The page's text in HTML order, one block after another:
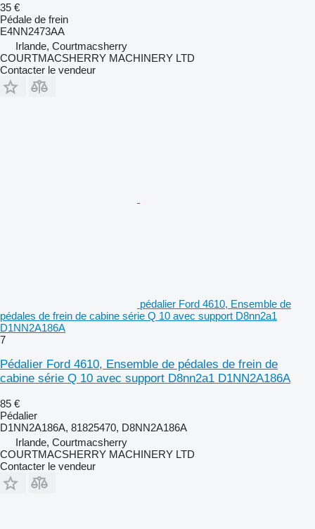
35 €
Pédale de frein
E4NN2473AA
Irlande, Courtmacsherry
COURTMACSHERRY MACHINERY LTD
Contacter le vendeur
pédalier Ford 4610, Ensemble de
pédales de frein de cabine série Q 10 avec support D8nn2a1
D1NN2A186A
7
Pédalier Ford 4610, Ensemble de pédales de frein de
cabine série Q 10 avec support D8nn2a1 D1NN2A186A
85 €
Pédalier
D1NN2A186A, 81825470, D8NN2A186A
Irlande, Courtmacsherry
COURTMACSHERRY MACHINERY LTD
Contacter le vendeur